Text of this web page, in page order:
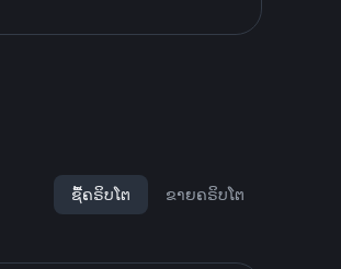
ຊື້ຄຣິບໂຕ ຂາຍຄຣິບໂຕ